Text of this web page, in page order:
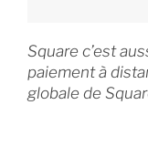
Square c’est
paiement à
globale de